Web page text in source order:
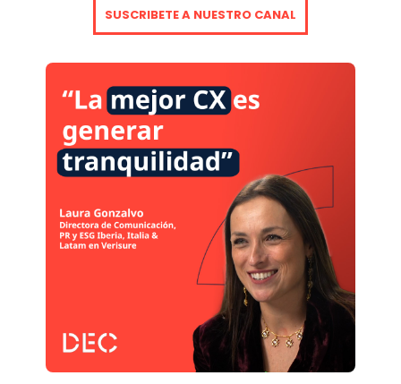
offline, para integrar el
viaje del cliente a
tanto físicos como
digitales. Pero ¿Cómo
estos dos modos de
contactar con…
SUSCRIBETE A NUESTRO CANAL